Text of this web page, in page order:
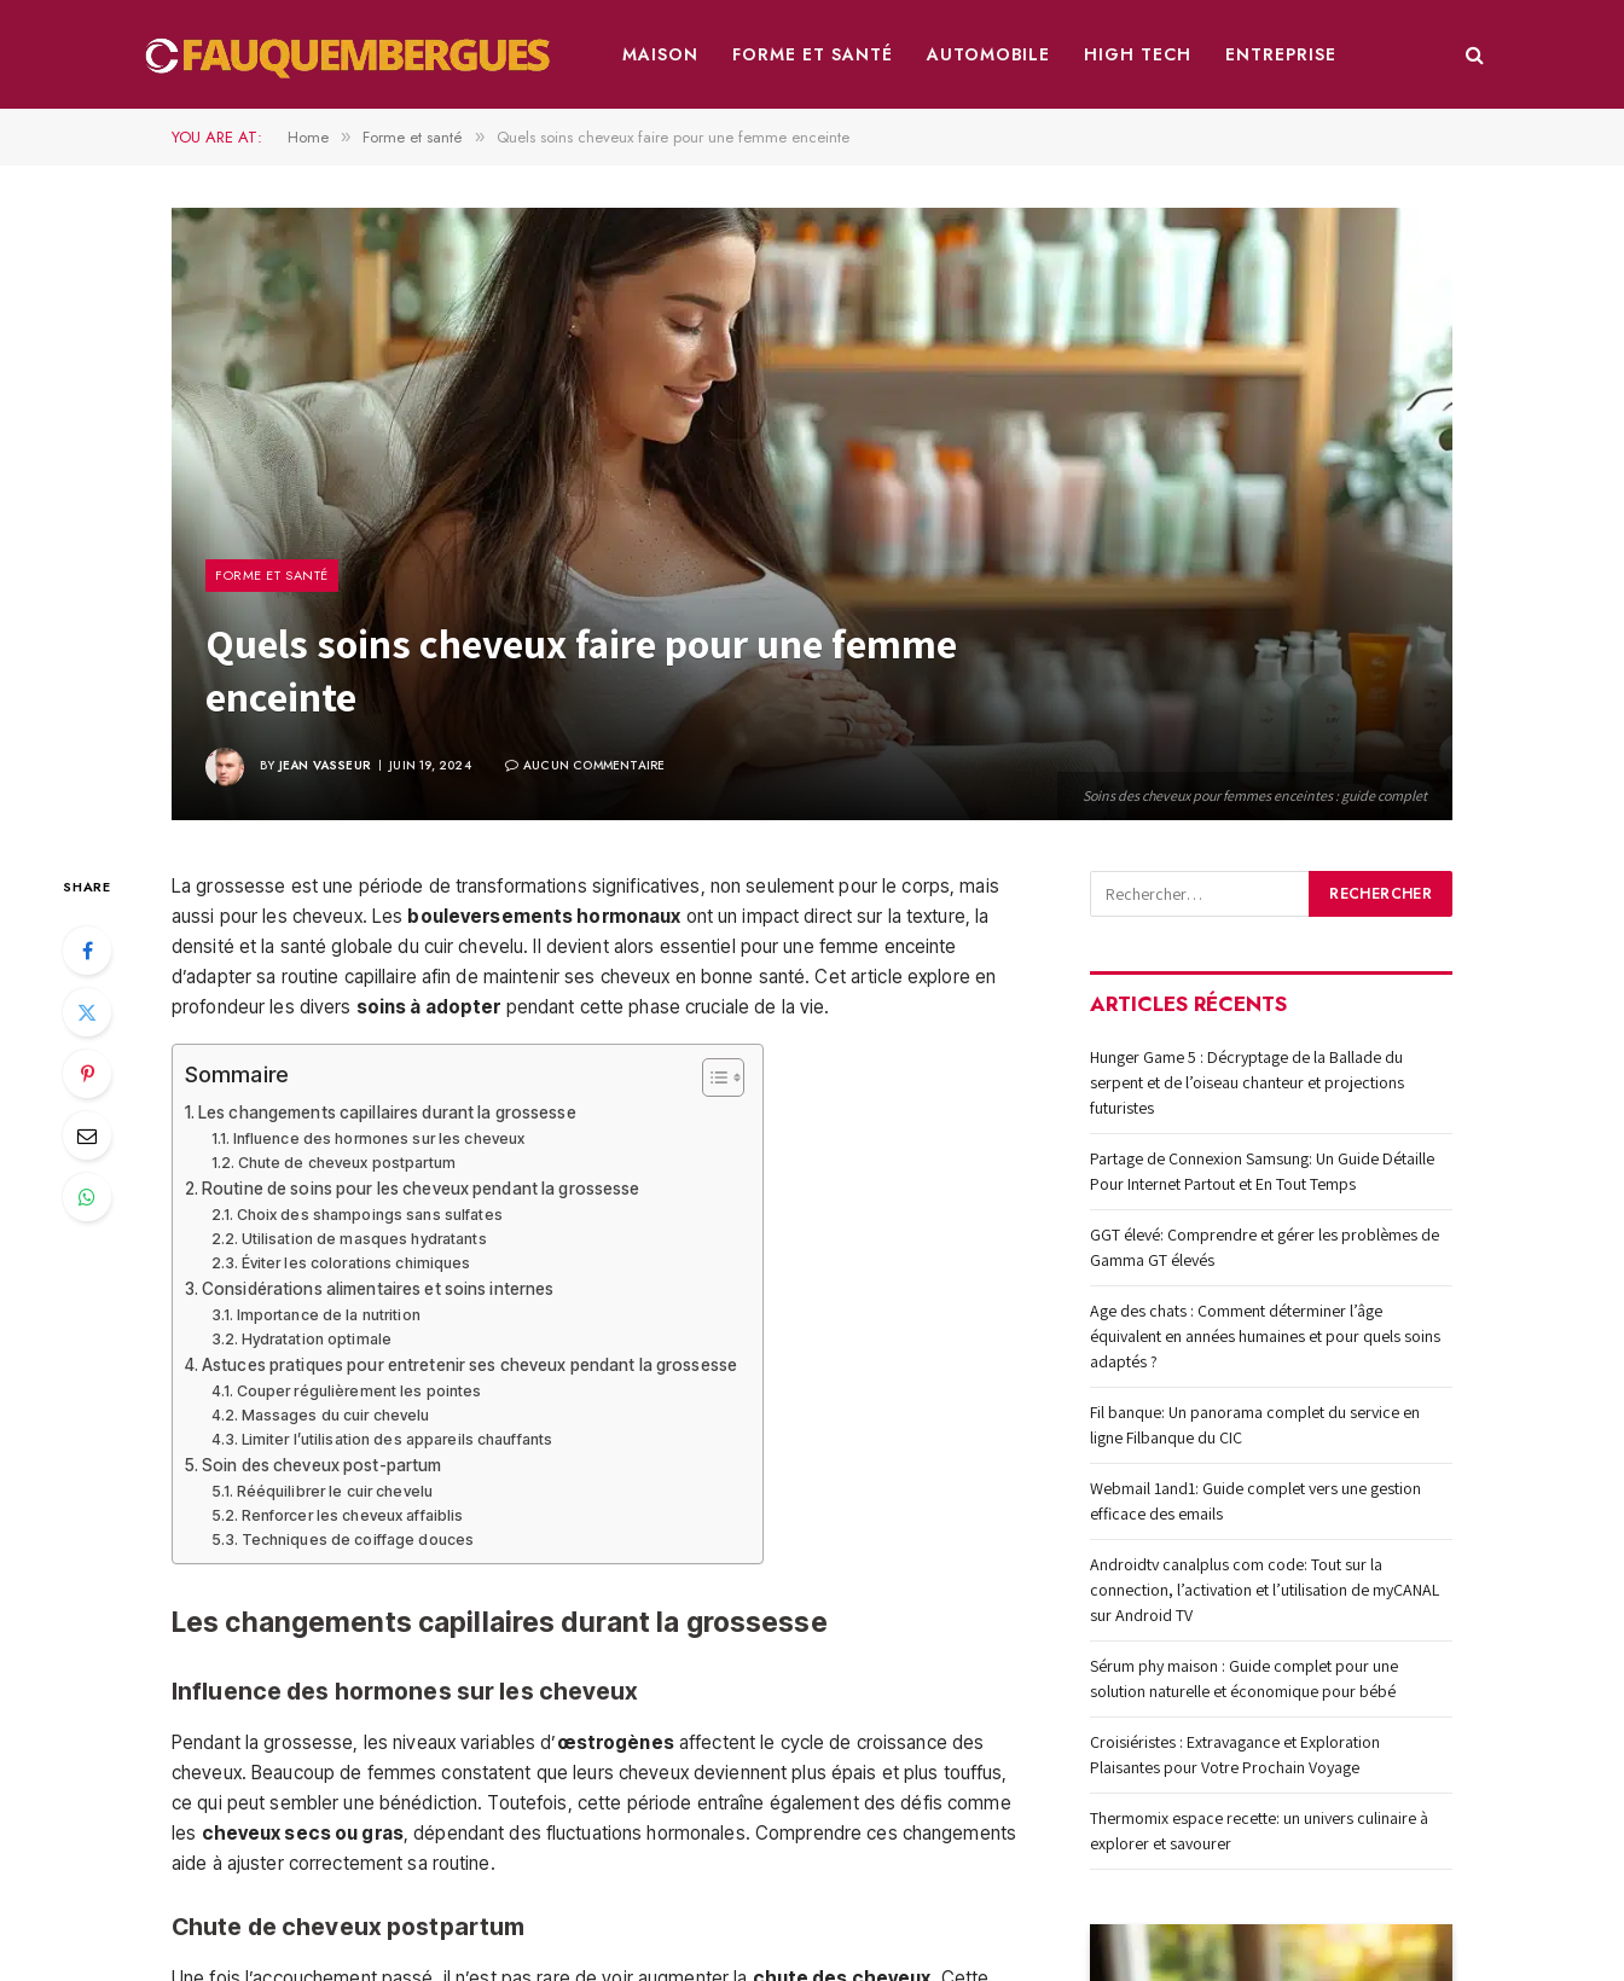
MAISON FORME ET SANTÉ AUTOMOBILE HIGH TECH ENTREPRISE
YOU ARE AT: Home » Forme et santé » Quels soins cheveux faire pour une femme enceinte
Soins des cheveux pour femmes enceintes : guide complet
FORME ET SANTÉ
Quels soins cheveux faire pour une femme
enceinte
BY JEAN VASSEUR JUIN 19, 2024 AUCUN COMMENTAIRE
SHARE
La grossesse est une période de transformations significatives, non seulement pour le corps, mais
aussi pour les cheveux. Les bouleversements hormonaux ont un impact direct sur la texture, la
densité et la santé globale du cuir chevelu. Il devient alors essentiel pour une femme enceinte
d’adapter sa routine capillaire afin de maintenir ses cheveux en bonne santé. Cet article explore en
profondeur les divers soins à adopter pendant cette phase cruciale de la vie.
Sommaire
Les changements capillaires durant la grossesse
Influence des hormones sur les cheveux
Chute de cheveux postpartum
Routine de soins pour les cheveux pendant la grossesse
Choix des shampoings sans sulfates
Utilisation de masques hydratants
Éviter les colorations chimiques
Considérations alimentaires et soins internes
Importance de la nutrition
Hydratation optimale
Astuces pratiques pour entretenir ses cheveux pendant la grossesse
Couper régulièrement les pointes
Massages du cuir chevelu
Limiter l’utilisation des appareils chauffants
Soin des cheveux post-partum
Rééquilibrer le cuir chevelu
Renforcer les cheveux affaiblis
Techniques de coiffage douces
Les changements capillaires durant la grossesse
Influence des hormones sur les cheveux
Pendant la grossesse, les niveaux variables d’œstrogènesaffectent le cycle de croissance des
cheveux. Beaucoup de femmes constatent que leurs cheveux deviennent plus épais et plus touffus,
ce qui peut sembler une bénédiction. Toutefois, cette période entraîne également des défis comme
les cheveux secs ou gras, dépendant des fluctuations hormonales. Comprendre ces changements
aide à ajuster correctement sa routine.
Chute de cheveux postpartum
ARTICLES RÉCENTS
Hunger Game 5 : Décryptage de la Ballade du
serpent et de l’oiseau chanteur et projections
futuristes
Partage de Connexion Samsung: Un Guide Détaille
Pour Internet Partout et En Tout Temps
GGT élevé: Comprendre et gérer les problèmes de
Gamma GT élevés
Age des chats : Comment déterminer l’âge
équivalent en années humaines et pour quels soins
adaptés ?
Fil banque: Un panorama complet du service en
ligne Filbanque du CIC
Webmail 1and1: Guide complet vers une gestion
efficace des emails
Androidtv canalplus com code: Tout sur la
connection, l’activation et l’utilisation de myCANAL
sur Android TV
Sérum phy maison : Guide complet pour une
solution naturelle et économique pour bébé
Croisiéristes : Extravagance et Exploration
Plaisantes pour Votre Prochain Voyage
Thermomix espace recette: un univers culinaire à
explorer et savourer